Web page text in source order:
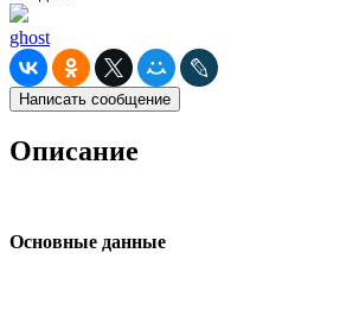
ghost
Написать сообщение
Описание
Основные данные